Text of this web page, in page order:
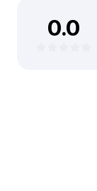
0.0